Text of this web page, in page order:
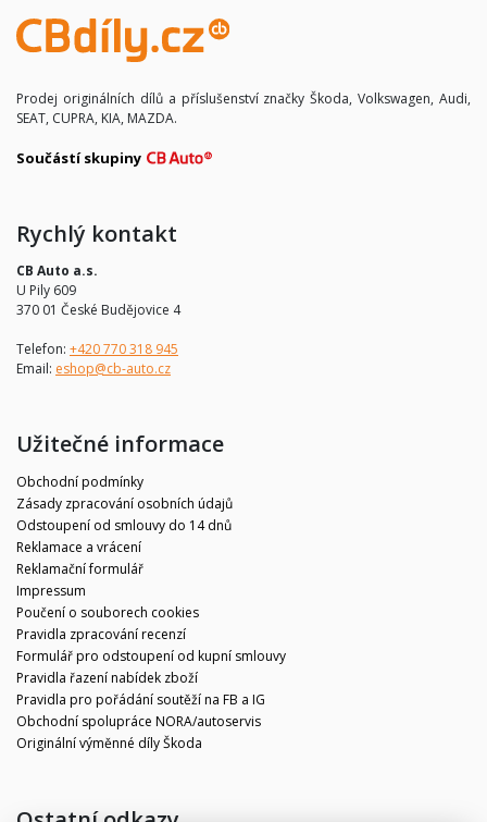
Prodej originálních dílů a příslušenství značky Škoda, Volkswagen, Audi,
SEAT, CUPRA, KIA, MAZDA.
Součástí skupiny
Rychlý kontakt
CB Auto a.s.
U Pily 609
370 01 České Budějovice 4
Telefon: +420 770 318 945
Email: eshop@cb-auto.cz
Užitečné informace
Obchodní podmínky
Zásady zpracování osobních údajů
Odstoupení od smlouvy do 14 dnů
Reklamace a vrácení
Reklamační formulář
Impressum
Poučení o souborech cookies
Pravidla zpracování recenzí
Formulář pro odstoupení od kupní smlouvy
Pravidla řazení nabídek zboží
Pravidla pro pořádání soutěží na FB a IG
Obchodní spolupráce NORA/autoservis
Originální výměnné díly Škoda